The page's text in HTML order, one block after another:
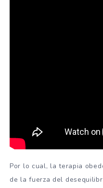
Por lo cual, la terapia
de la fuerza del